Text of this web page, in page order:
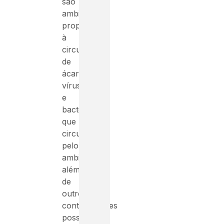
ambientes
propícios
à
circulação
de
ácaros,
vírus
e
bactérias
que
circulam
pelo
ambiente,
além
de
outros
contaminantes
possíveis